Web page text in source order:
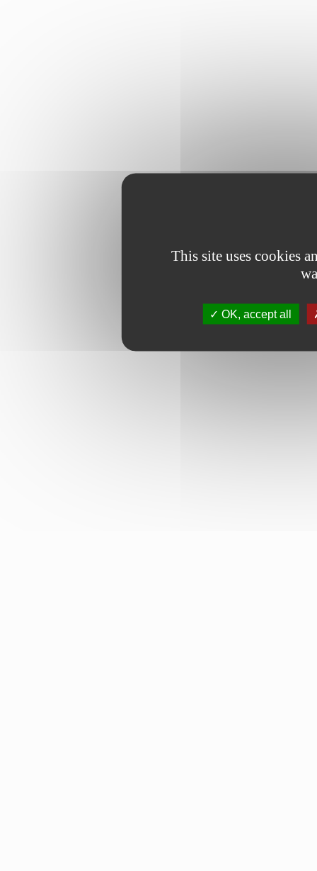
This site uses cookies
OK, accept all